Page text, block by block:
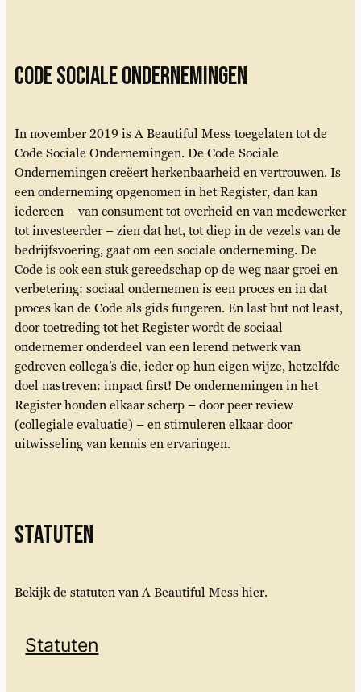
CODE sociale ondernemingen
In november 2019 is A Beautiful Mess toegelaten tot de
Code Sociale Ondernemingen. De Code Sociale
Ondernemingen creëert herkenbaarheid en vertrouwen. Is
een onderneming opgenomen in het Register, dan kan
iedereen – van consument tot overheid en van medewerker
tot investeerder – zien dat het, tot diep in de vezels van de
bedrijfsvoering, gaat om een sociale onderneming. De
Code is ook een stuk gereedschap op de weg naar groei en
verbetering: sociaal ondernemen is een proces en in dat
proces kan de Code als gids fungeren. En last but not least,
door toetreding tot het Register wordt de sociaal
ondernemer onderdeel van een lerend netwerk van
gedreven collega’s die, ieder op hun eigen wijze, hetzelfde
doel nastreven: impact first! De ondernemingen in het
Register houden elkaar scherp – door peer review
(collegiale evaluatie) – en stimuleren elkaar door
uitwisseling van kennis en ervaringen.
Statuten
Bekijk de statuten van A Beautiful Mess hier.
Statuten